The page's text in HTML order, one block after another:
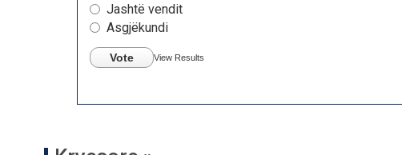
Jashtë vendit
Asgjëkundi
Vote View Results